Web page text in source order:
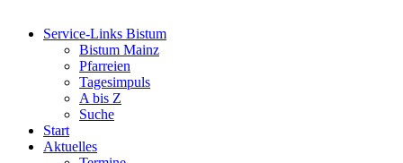
Service-Links Bistum
Bistum Mainz
Pfarreien
Tagesimpuls
A bis Z
Suche
Start
Aktuelles